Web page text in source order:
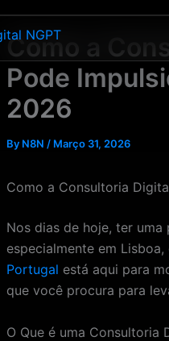
Como a
Pode
2026
By N8N / Março 31, 2026
Como a Consultoria
Nos dias de hoje, ter
especialmente em
Portugal está aqui para
que você procura para
O Que é uma Consultoria